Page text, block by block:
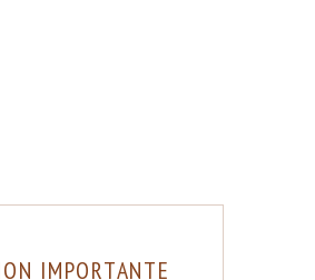
IMPORTANTE